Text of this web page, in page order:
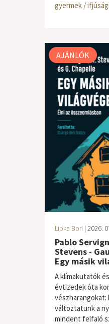
gyermek / ifjúsági
AJÁNLÓK
Lipka Bori | 2026.
Pablo
Stevens -
Egy másik
A klímakutatók
évtizedek óta
vészharangokat:
változtatunk a
mindent felfaló